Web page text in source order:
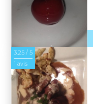
3.25 / 5
1 avis